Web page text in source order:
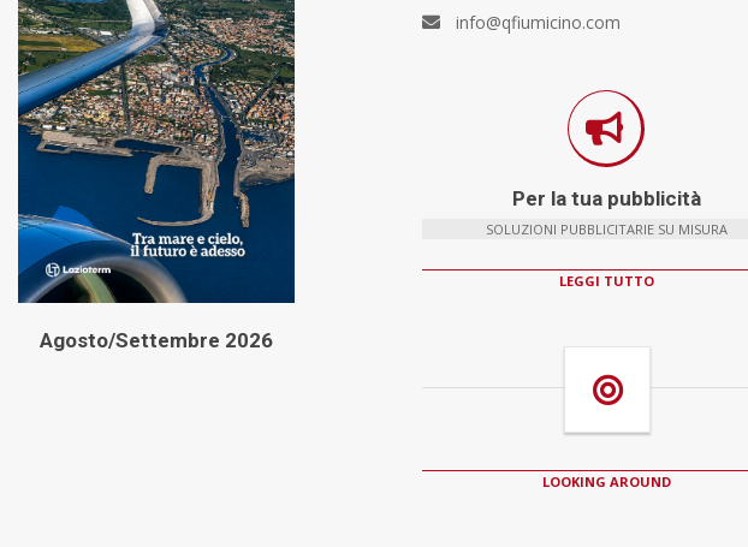
Agosto/Settembre 2026
info@qfiumicino.com
Per la tua pubblicità
SOLUZIONI PUBBLICITARIE SU MISURA
LEGGI TUTTO
LOOKING AROUND